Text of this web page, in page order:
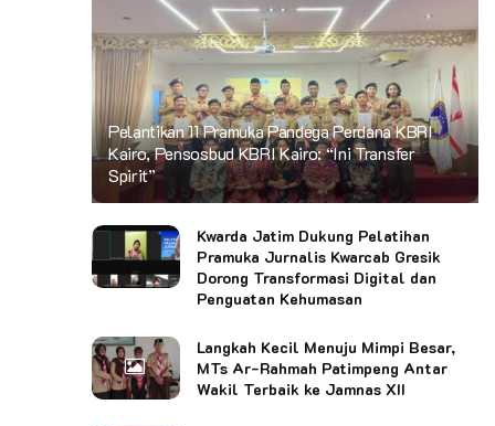
Pelantikan 11 Pramuka Pandega Perdana KBRI
Kairo, Pensosbud KBRI Kairo: “Ini Transfer
Spirit”
Kwarda Jatim Dukung Pelatihan
Pramuka Jurnalis Kwarcab Gresik
Dorong Transformasi Digital dan
Penguatan Kehumasan
Langkah Kecil Menuju Mimpi Besar,
MTs Ar-Rahmah Patimpeng Antar
Wakil Terbaik ke Jamnas XII